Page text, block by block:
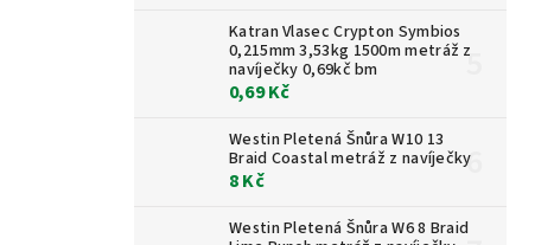
Katran Vlasec Crypton Symbios
0,215mm 3,53kg 1500m metráž z
navíječky 0,69kč bm
0,69 Kč
Westin Pletená Šnůra W10 13
Braid Coastal metráž z navíječky
8 Kč
Westin Pletená Šnůra W6 8 Braid